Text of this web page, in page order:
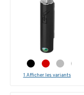
1 Afficher les variants